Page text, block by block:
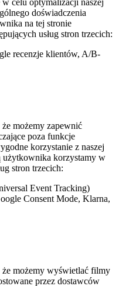
doświadczenia
na tej stronie
usług stron trzecich:
recenzje klientów, A/B-
możemy zapewnić
poza funkcje
korzystanie z naszej
korzystamy w
stron trzecich:
Event Tracking)
Consent Mode, Klarna,
że możemy wyświetlać filmy
przez dostawców